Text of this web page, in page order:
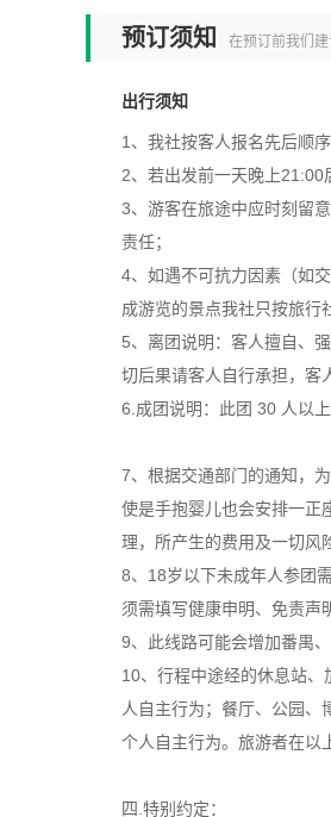
预订须知 在预订前我们
出行须知
1、我社按客人报名先后顺
2、若出发前一天晚上21:00
3、游客在旅途中应时刻留
责任；
4、如遇不可抗力因素（如
成游览的景点我社只按旅行
5、离团说明：客人擅自、
切后果请客人自行承担，客
6.成团说明：此团 30 人以
7、根据交通部门的通知，
使是手抱婴儿也会安排一正
理，所产生的费用及一切风
8、18岁以下未成年人参团
须需填写健康申明、免责声
9、此线路可能会增加番禺
10、行程中途经的休息站
人自主行为；餐厅、公园、
个人自主行为。旅游者在以
四.特别约定：